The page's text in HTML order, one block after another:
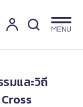
มและวิถี